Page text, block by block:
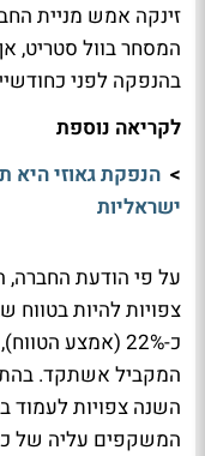
המסחר בוול סטריט,
בהנפקה לפני
לקריאה נוספת
> הנפקת גאוזי היא
ישראליות
המקביל אשתקד.